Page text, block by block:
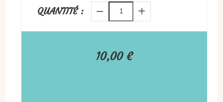
10,00€
QUANTITÉ :